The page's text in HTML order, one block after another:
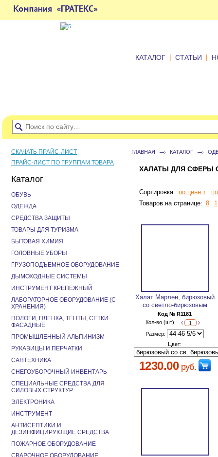
КАТАЛОГ | СТАТЬИ |
ГЛАВНАЯ КАТАЛОГ
ХАЛАТЫ ДЛЯ СФЕРЫ
Сортировка: по цене ↑
Товаров на странице: 8
Халат Марлен, бирюзовый
со светло-бирюзовым
Код № R1181
Кол-во (шт):
Размер:
Цвет:
1230.00руб.
СКАЧАТЬ ПРАЙС-ЛИСТ
ПРАЙС-ЛИСТ ПО ГРУППАМ ТОВАРА
Каталог
ОБУВЬ
ОДЕЖДА
СРЕДСТВА ЗАЩИТЫ
ТОВАРЫ ДЛЯ ТУРИЗМА
БЫТОВАЯ ХИМИЯ
ГОЛОВНЫЕ УБОРЫ
ГРУЗОПОДЪЕМНОЕ ОБОРУДОВАНИЕ
ДЫМОХОДНЫЕ СИСТЕМЫ
ИНСТРУМЕНТ КРЕПЕЖНЫЙ
ЛАБОРАТОРНОЕ ОБОРУДОВАНИЕ (С
ХРАНЕНИЯ)
ПОЛОГИ, ПЛЕНКА, ТЕНТЫ, СЕТКИ
ФАСАДНЫЕ
ПРОМЫШЛЕННЫЙ АЛЬПИНИЗМ
РУКАВИЦЫ И ПЕРЧАТКИ
САНТЕХНИКА
СНЕГОУБОРОЧНЫЙ ИНВЕНТАРЬ
СПЕЦИАЛЬНЫЕ СРЕДСТВА ДЛЯ
СИЛОВЫХ СТРУКТУР
ЭЛЕКТРОНИКА
ИНСТРУМЕНТ
АНТИСЕПТИКИ И
ДЕЗИНФИЦИРУЮЩИЕ СРЕДСТВА
ПОЖАРНОЕ ОБОРУДОВАНИЕ
СВАРОЧНОЕ ОБОРУДОВАНИЕ